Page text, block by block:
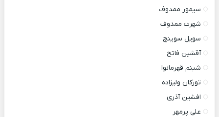
سیمور ممدوف
شهرت ممدوف
سویل سوینج
آقشین فاتح
شبنم قهرمانوا
تورکان ولیزاده
افشین آذری
علی پرمهر